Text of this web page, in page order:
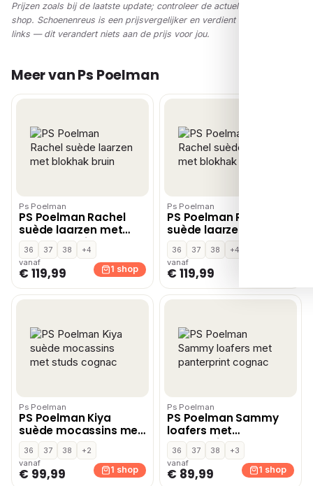
Prijzen zoals bij de laatste update; controleer de actuele prijs in de
shop. Schoenenreus is een prijsvergelijker en verdient via affiliate-
links — dit verandert niets aan de prijs voor jou.
Meer van Ps Poelman
Ps Poelman
PS Poelman Rachel
suède laarzen met
blokhak bruin
36 37 38
+4
vanaf
€ 119,99 1 shop
Ps Poelman
PS Poelman Rachel
suède laarzen met
blokhak cognac
36 37 38
+4
vanaf
€ 119,99
Ps Poelman
PS Poelman Kiya
suède mocassins met
studs cognac
36 37 38
+2
vanaf
€ 99,99 1 shop
Ps Poelman
PS Poelman Sammy
loafers met
panterprint cognac
36 37 38
+3
vanaf
€ 89,99 1 shop